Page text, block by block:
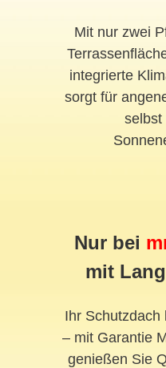
Mit nur zwei
integrierte
sorgt für
selbst
Nur bei
mit
Ihr Schutzdach
– mit Garantie
genießen Sie